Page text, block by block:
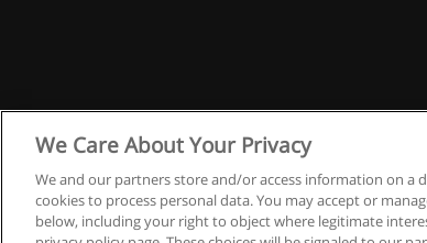
We Care About Your Privacy
We and our partners store and/or access information on a
cookies to process personal data. You may accept or
below, including your right to object where legitimate